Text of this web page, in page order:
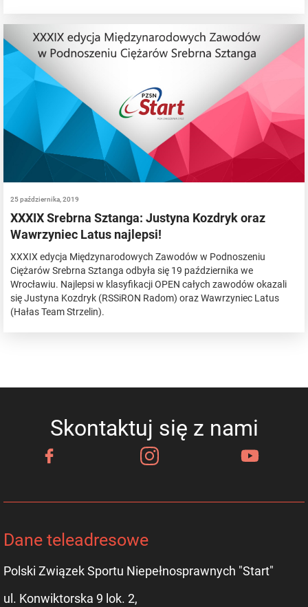
25 października, 2019
XXXIX Srebrna Sztanga: Justyna Kozdryk oraz
Wawrzyniec Latus najlepsi!
XXXIX edycja Międzynarodowych Zawodów w Podnoszeniu
Ciężarów Srebrna Sztanga odbyła się 19 października we
Wrocławiu. Najlepsi w klasyfikacji OPEN całych zawodów okazali
się Justyna Kozdryk (RSSiRON Radom) oraz Wawrzyniec Latus
(Hałas Team Strzelin).
Skontaktuj się z nami
Dane teleadresowe
Polski Związek Sportu Niepełnosprawnych "Start"
ul. Konwiktorska 9 lok. 2,